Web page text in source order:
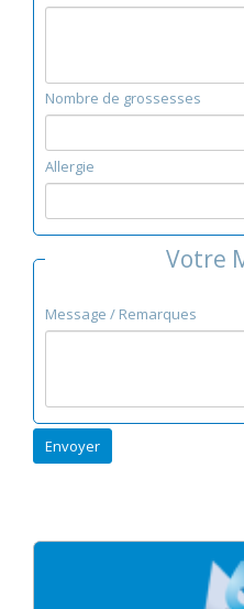
Nombre de grossesses
Allergie
Votre
Message / Remarques